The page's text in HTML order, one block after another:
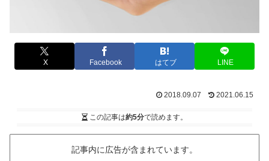
X Facebook はてブ LINE
2018.09.07 2021.06.15
この記事は約5分で読めます。
記事内に広告が含まれています。